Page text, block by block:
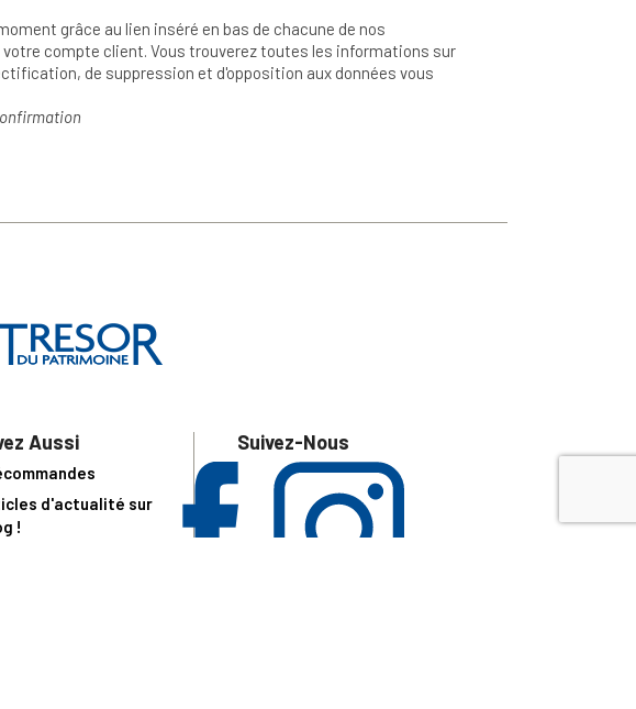
grâce au lien inséré en bas de chacune de nos
compte client. Vous trouverez toutes les informations sur
de suppression et d'opposition aux données vous
Aussi
d'actualité sur
!
Suivez-Nous